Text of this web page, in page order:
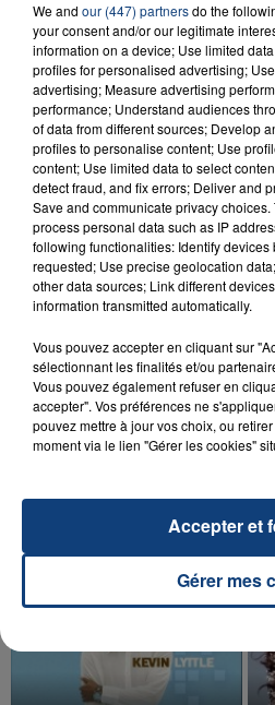
23 juillet 2026
INCENDIE MORTEL À
SON BÉBÉ ENTRE LA VIE
Un homme s'est immolé
aspergé sa compagne et
d'un liquide inflammable.
20 juillet 2026
UNE ADOLESCENTE
OPÉRER DE LA CHEVILLE
reconnu sa responsabilité
TITRES DIFFUSÉS
21h19
21h19
We and our (447) partnersdo the
your consent and/or our legitimate
information on a device; Use limited
profiles for personalised advertising;
advertising; Measure advertising
performance; Understand audiences
of data from different sources; Develop
profiles to personalise content; Use
content; Use limited data to select
detect fraud, and fix errors; Deliver and
Save and communicate privacy
process personal data such as IP
following functionalities: Identify
requested; Use precise geolocation
other data sources; Link different
information transmitted automatically.
Vous pouvez accepter en cliquant sur
sélectionnant les finalités et/ou
Vous pouvez également refuser en
accepter". Vos préférences ne
pouvez mettre à jour vos choix, ou
moment via le lien "Gérer les cookies"
Gérer mes
Accepter et